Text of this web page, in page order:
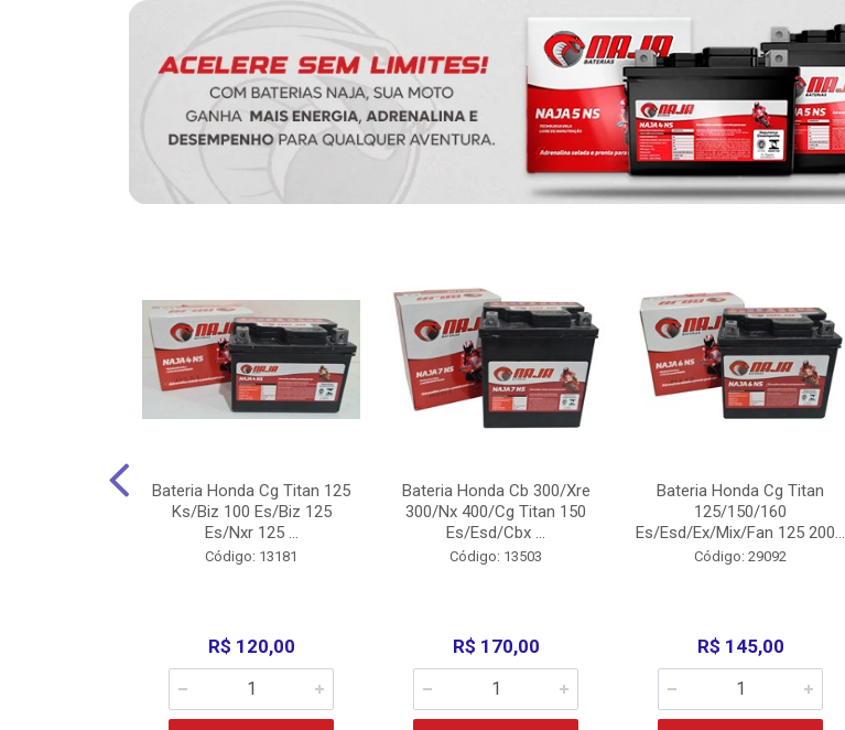
Bateria Honda Cg Titan 125
Ks/Biz 100 Es/Biz 125
Es/Nxr 125 ...
Código: 13181
R$ 120,00
Bateria Honda Cb 300/Xre
300/Nx 400/Cg Titan 150
Es/Esd/Cbx ...
Código: 13503
R$ 170,00
Bateria Honda Cg Titan
125/150/160
Es/Esd/Ex/Mix/Fan 125 200...
Código: 29092
R$ 145,00